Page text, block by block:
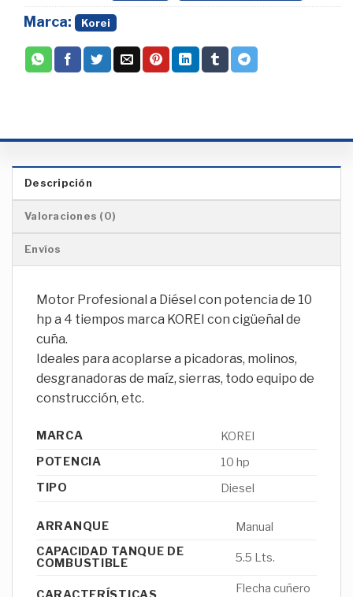
Marca: Korei
Descripción
Valoraciones (0)
Envíos
Motor Profesional a Diésel con potencia de 10
hp a 4 tiempos marca KOREI con cigüeñal de
cuña.
Ideales para acoplarse a picadoras, molinos,
desgranadoras de maíz, sierras, todo equipo de
construcción, etc.
MARCA
KOREI
POTENCIA
10 hp
TIPO
Diesel
ARRANQUE
Manual
CAPACIDAD TANQUE DE
COMBUSTIBLE
5.5 Lts.
Flecha cuñero